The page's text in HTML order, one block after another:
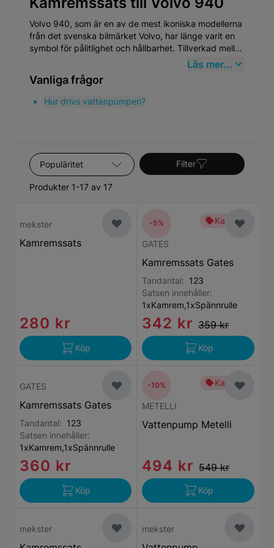
Volvo 940, som är en av de mest ikoniska modellerna
från det svenska bilmärket Volvo, har länge varit en
symbol för pålitlighet och hållbarhet. Tillverkad mellan
1990 och 1998, representerar Volvo 940 den
klassiska eran av Volvo, känt för sin robusta
konstruktion och sitt fokus på säkerhet. Bilmodellen
har en lojal användarbas och fortsätter att vara
populär på begagnatmarknaden, vilket understryker
Läs mer...
Vanliga frågor
Hur drivs vattenpumpen?
Sortera efter
Produkter 1-17 av 17
Filter
mekster
Kamremssats
280 kr
Köp
Kampanj
GATES
Kamremssats Gates
Tandantal: 123
Satsen innehåller:
1xKamrem,1xSpännrulle
342 kr 359 kr
-5%
Köp
GATES
Kamremssats Gates
Tandantal: 123
Satsen innehåller:
1xKamrem,1xSpännrulle
360 kr
Köp
Kampanj
METELLI
Vattenpump Metelli
494 kr 549 kr
-10%
Köp
mekster mekster